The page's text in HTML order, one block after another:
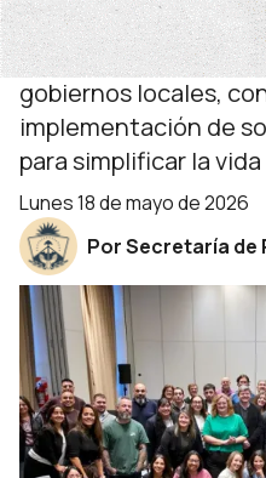
El encuentro marca
colaborativo entre la
gobiernos locales,
implementación de
para simplificar la
lunes 18 de mayo de 2026
Por Secretaría de